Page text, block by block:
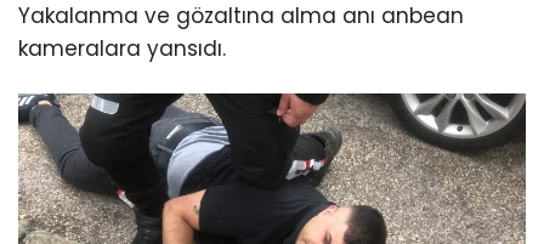
Yakalanma ve gözaltına alma anı anbean
kameralara yansıdı.